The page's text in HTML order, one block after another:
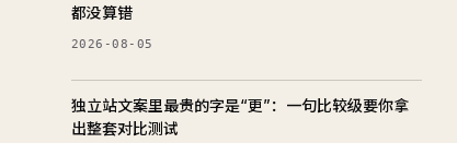
都没算错
2026-08-05
独立站文案里最贵的字是“更”：一句比较级要你拿
出整套对比测试